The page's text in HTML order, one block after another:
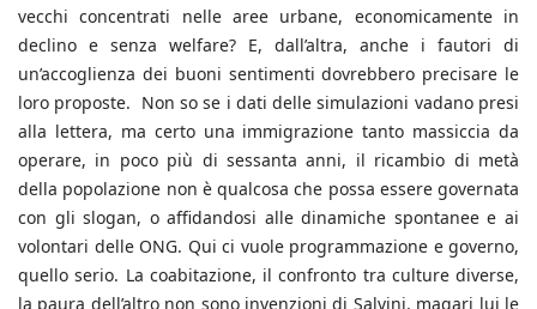
vecchi concentrati nelle aree urbane, economicamente in
declino e senza welfare? E, dall’altra, anche i fautori di
un’accoglienza dei buoni sentimenti dovrebbero precisare le
loro proposte. Non so se i dati delle simulazioni vadano presi
alla lettera, ma certo una immigrazione tanto massiccia da
operare, in poco più di sessanta anni, il ricambio di metà
della popolazione non è qualcosa che possa essere governata
con gli slogan, o affidandosi alle dinamiche spontanee e ai
volontari delle ONG. Qui ci vuole programmazione e governo,
quello serio. La coabitazione, il confronto tra culture diverse,
la paura dell’altro non sono invenzioni di Salvini, magari lui le